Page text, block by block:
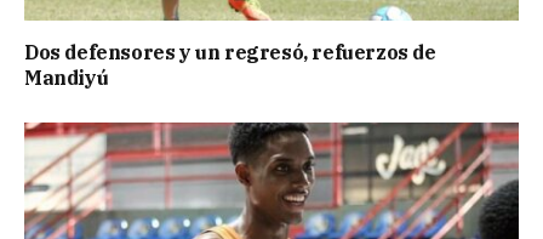
Dos defensores y un regresó, refuerzos de
Mandiyú